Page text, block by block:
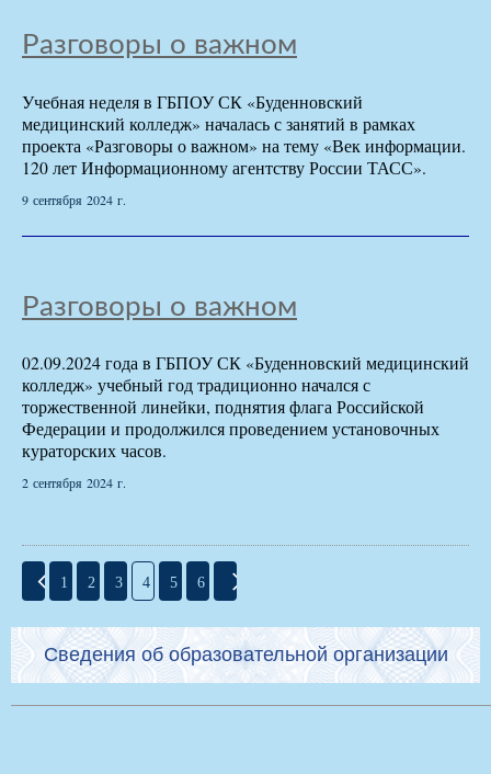
Разговоры о важном
Учебная неделя в ГБПОУ СК «Буденновский
медицинский колледж» началась с занятий в рамках
проекта «Разговоры о важном» на тему «Век информации.
120 лет Информационному агентству России ТАСС».
9 сентября 2024 г.
Разговоры о важном
02.09.2024 года в ГБПОУ СК «Буденновский медицинский
колледж» учебный год традиционно начался с
торжественной линейки, поднятия флага Российской
Федерации и продолжился проведением установочных
кураторских часов.
2 сентября 2024 г.
1 2 3 4 5 6
Сведения об образовательной организации